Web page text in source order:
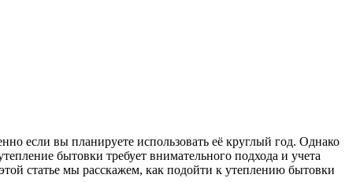
бытовки требует внимательного подхода и учета
статье мы расскажем, как подойти к утеплению бытовки